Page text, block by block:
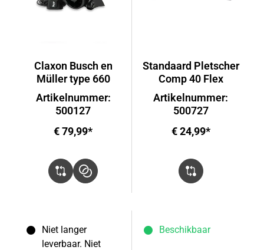
Claxon Busch en
Müller type 660
Artikelnummer:
500127
€ 79,99*
Standaard Pletscher
Comp 40 Flex
Artikelnummer:
500727
€ 24,99*
Niet langer
leverbaar. Niet
Beschikbaar